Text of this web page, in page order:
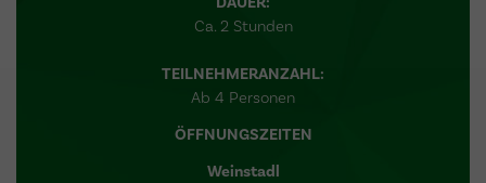
Ca. 2 Stunden
TEILNEHMERANZAHL:
Ab 4 Personen
ÖFFNUNGSZEITEN
Weinstadl